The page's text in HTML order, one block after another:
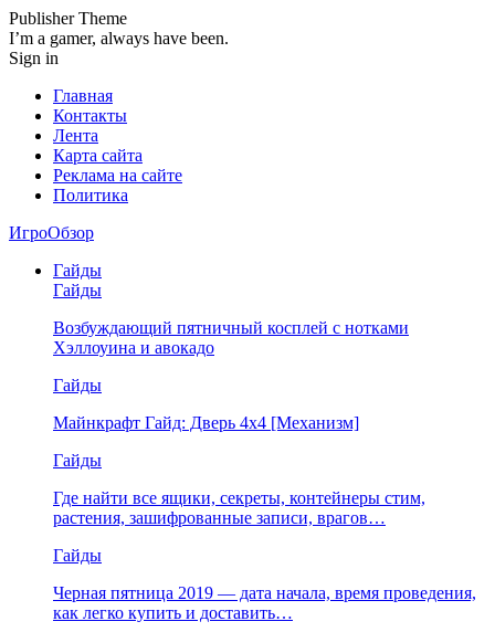
Publisher Theme
I’m a gamer, always have been.
Sign in
Главная
Контакты
Лента
Карта сайта
Реклама на сайте
Политика
ИгроОбзор
Гайды
Гайды
Возбуждающий пятничный косплей с нотками
Хэллоуина и авокадо
Гайды
Майнкрафт Гайд: Дверь 4х4 [Механизм]
Гайды
Где найти все ящики, секреты, контейнеры стим,
растения, зашифрованные записи, врагов…
Гайды
Черная пятница 2019 — дата начала, время проведения,
как легко купить и доставить…